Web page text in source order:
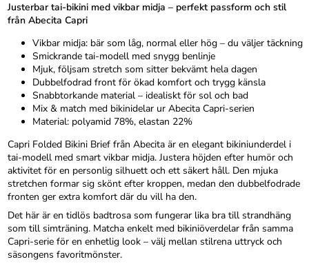
Justerbar tai-bikini med vikbar midja – perfekt passform och stil
från Abecita Capri
Vikbar midja: bär som låg, normal eller hög – du väljer täckning
Smickrande tai-modell med snygg benlinje
Mjuk, följsam stretch som sitter bekvämt hela dagen
Dubbelfodrad front för ökad komfort och trygg känsla
Snabbtorkande material – idealiskt för sol och bad
Mix & match med bikinidelar ur Abecita Capri-serien
Material: polyamid 78%, elastan 22%
Capri Folded Bikini Brief från Abecita är en elegant bikiniunderdel i
tai-modell med smart vikbar midja. Justera höjden efter humör och
aktivitet för en personlig silhuett och ett säkert håll. Den mjuka
stretchen formar sig skönt efter kroppen, medan den dubbelfodrade
fronten ger extra komfort där du vill ha den.
Det här är en tidlös badtrosa som fungerar lika bra till strandhäng
som till simträning. Matcha enkelt med bikiniöverdelar från samma
Capri-serie för en enhetlig look – välj mellan stilrena uttryck och
säsongens favoritmönster.